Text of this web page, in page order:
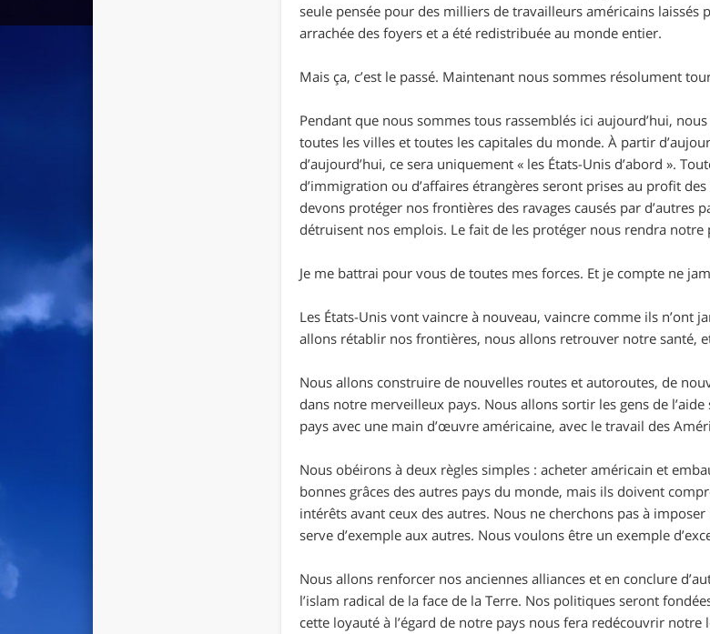
seule pensée pour des milliers de travailleurs américains laissés
arrachée des foyers et a été redistribuée au monde entier.
Mais ça, c’est le passé. Maintenant nous sommes résolument
Pendant que nous sommes tous rassemblés ici aujourd’hui,
toutes les villes et toutes les capitales du monde. À partir
d’aujourd’hui, ce sera uniquement « les États-Unis d’abord ».
d’immigration ou d’affaires étrangères seront prises au profit
devons protéger nos frontières des ravages causés par
détruisent nos emplois. Le fait de les protéger nous rendra
Je me battrai pour vous de toutes mes forces. Et je compte ne
Les États-Unis vont vaincre à nouveau, vaincre comme ils n’ont
allons rétablir nos frontières, nous allons retrouver notre santé,
Nous allons construire de nouvelles routes et autoroutes, de
dans notre merveilleux pays. Nous allons sortir les gens de
pays avec une main d’œuvre américaine, avec le travail des
Nous obéirons à deux règles simples : acheter américain et
bonnes grâces des autres pays du monde, mais ils doivent
intérêts avant ceux des autres. Nous ne cherchons pas à
serve d’exemple aux autres. Nous voulons être un exemple
Nous allons renforcer nos anciennes alliances et en conclure
l’islam radical de la face de la Terre. Nos politiques seront
cette loyauté à l’égard de notre pays nous fera redécouvrir